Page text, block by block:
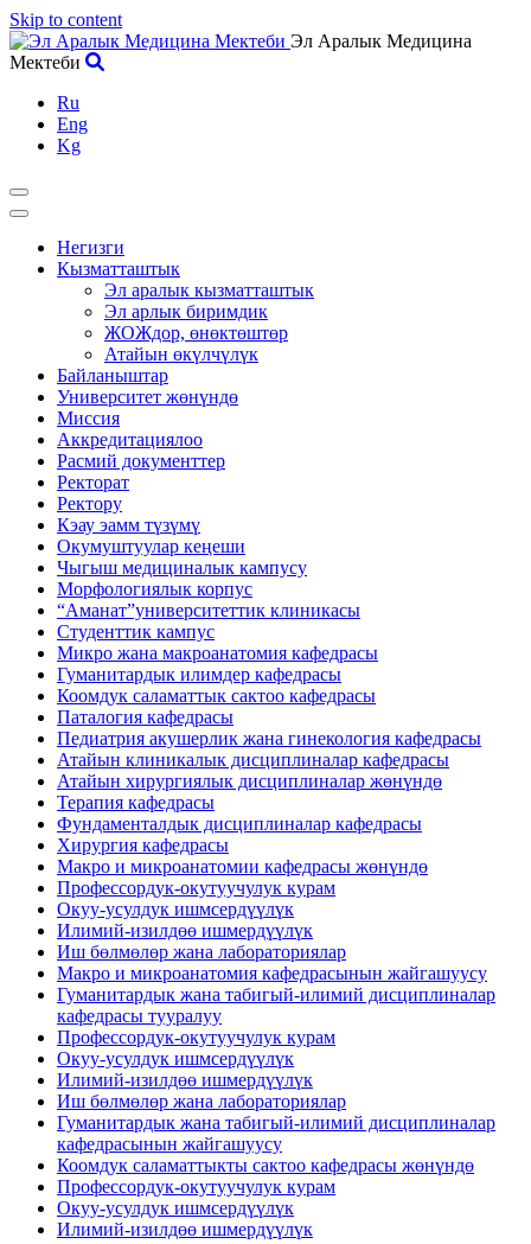
Skip to content
Эл Аралык Медицина
Мектеби
Ru
Eng
Kg
Негизги
Кызматташтык
Эл аралык кызматташтык
Эл арлык биримдик
ЖОЖдор, өнөктөштөр
Атайын өкүлчүлүк
Байланыштар
Университет жөнүндө
Миссия
Аккредитациялоо
Расмий документтер
Ректорат
Ректору
Кэау эамм түзүмү
Окумуштуулар кеңеши
Чыгыш медициналык кампусу
Морфологиялык корпус
“Аманат”университеттик клиникасы
Студенттик кампус
Микро жана макроанатомия кафедрасы
Гуманитардык илимдер кафедрасы
Коомдук саламаттык сактоо кафедрасы
Паталогия кафедрасы
Педиатрия акушерлик жана гинекология кафедрасы
Атайын клиникалык дисциплиналар кафедрасы
Атайын хирургиялык дисциплиналар жөнүндө
Терапия кафедрасы
Фундаменталдык дисциплиналар кафедрасы
Хирургия кафедрасы
Макро и микроанатомии кафедрасы жөнүндө
Профессордук-окутуучулук курам
Окуу-усулдук ишмсердүүлүк
Илимий-изилдөө ишмердүүлүк
Иш бөлмөлөр жана лабораториялар
Макро и микроанатомия кафедрасынын жайгашуусу
Гуманитардык жана табигый-илимий дисциплиналар
кафедрасы тууралуу
Профессордук-окутуучулук курам
Окуу-усулдук ишмсердүүлүк
Илимий-изилдөө ишмердүүлүк
Иш бөлмөлөр жана лабораториялар
Гуманитардык жана табигый-илимий дисциплиналар
кафедрасынын жайгашуусу
Коомдук саламаттыкты сактоо кафедрасы жөнүндө
Профессордук-окутуучулук курам
Окуу-усулдук ишмсердүүлүк
Илимий-изилдөө ишмердүүлүк